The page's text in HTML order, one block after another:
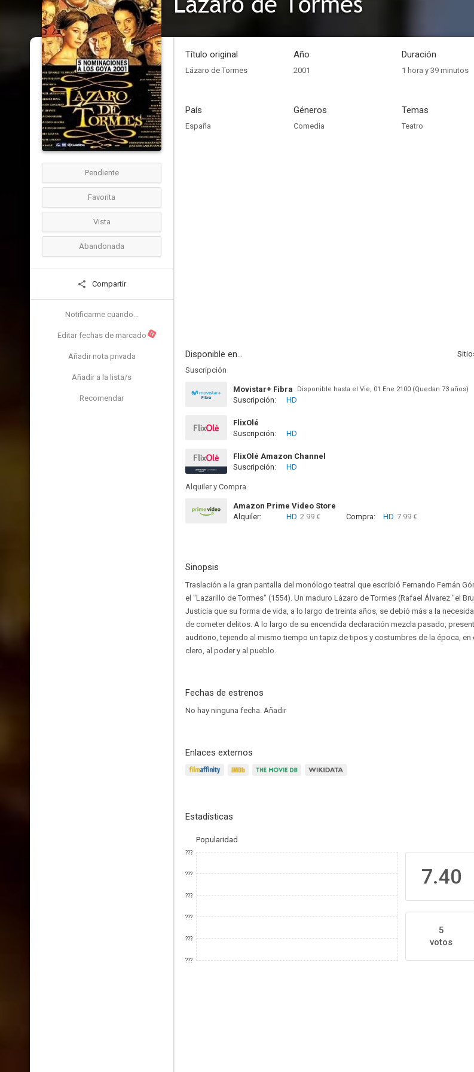
Pendiente
Favorita
Vista
Abandonada
Compartir
Notificarme cuando...
Editar fechas de marcado N
Añadir nota privada
Añadir a la lista/s
Recomendar
Título original
Lázaro de Tormes
Año
2001
Duración
1 hora y 39 minutos
País
España
Géneros
Comedia
Temas
Teatro
Disponible en...
Suscripción
Movistar+ Fibra Disponible hasta el Vie, 01 Ene 2100 (Quedan 73 años)
Suscripción: HD
FlixOlé
Suscripción:
HD
FlixOlé Amazon Channel
Suscripción:
HD
Alquiler y Compra
Amazon Prime Video Store
Alquiler:
HD 2.99 € Compra: HD 7.99 €
Sinopsis
Traslación a la gran pantalla del monólogo teatral que escribió Fernando Fernán
el "Lazarillo de Tormes" (1554). Un maduro Lázaro de Tormes (Rafael Álvarez "el
Justicia que su forma de vida, a lo largo de treinta años, se debió más a la
de cometer delitos. A lo largo de su encendida declaración mezcla pasado,
auditorio, tejiendo al mismo tiempo un tapiz de tipos y costumbres de la época, en
clero, al poder y al pueblo.
Fechas de estrenos
No hay ninguna fecha. Añadir
Enlaces externos
Estadísticas
Popularidad
???
???
???
???
???
???
7.40
5
votos